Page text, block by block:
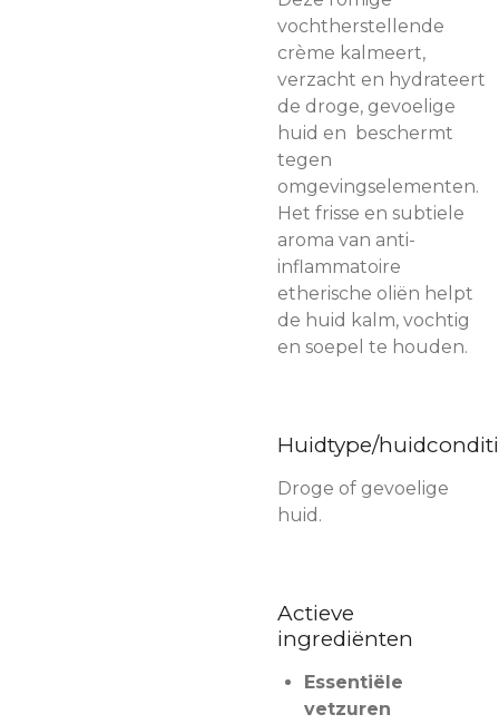
vochtherstellende
crème kalmeert,
verzacht en hydrateert
de droge, gevoelige
huid en beschermt
tegen
omgevingselementen.
Het frisse en subtiele
aroma van anti-
inflammatoire
etherische oliën helpt
de huid kalm, vochtig
en soepel te houden.
Huidtype/
Droge of gevoelige
huid.
Actieve
ingrediënten
Essentiële
vetzuren